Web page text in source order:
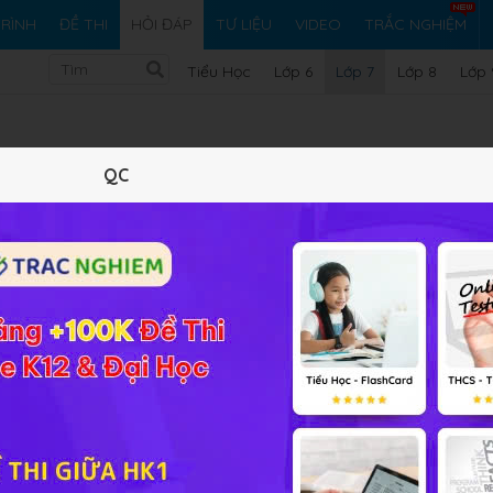
ĐỀ THI HỎI ĐÁP TƯ LIỆU VIDEO TRẮC NGHIỆM
Tiểu Học Lớp 6 Lớp 7 Lớp 8 Lớp
Vi
Toán 7 Bài 5
QC